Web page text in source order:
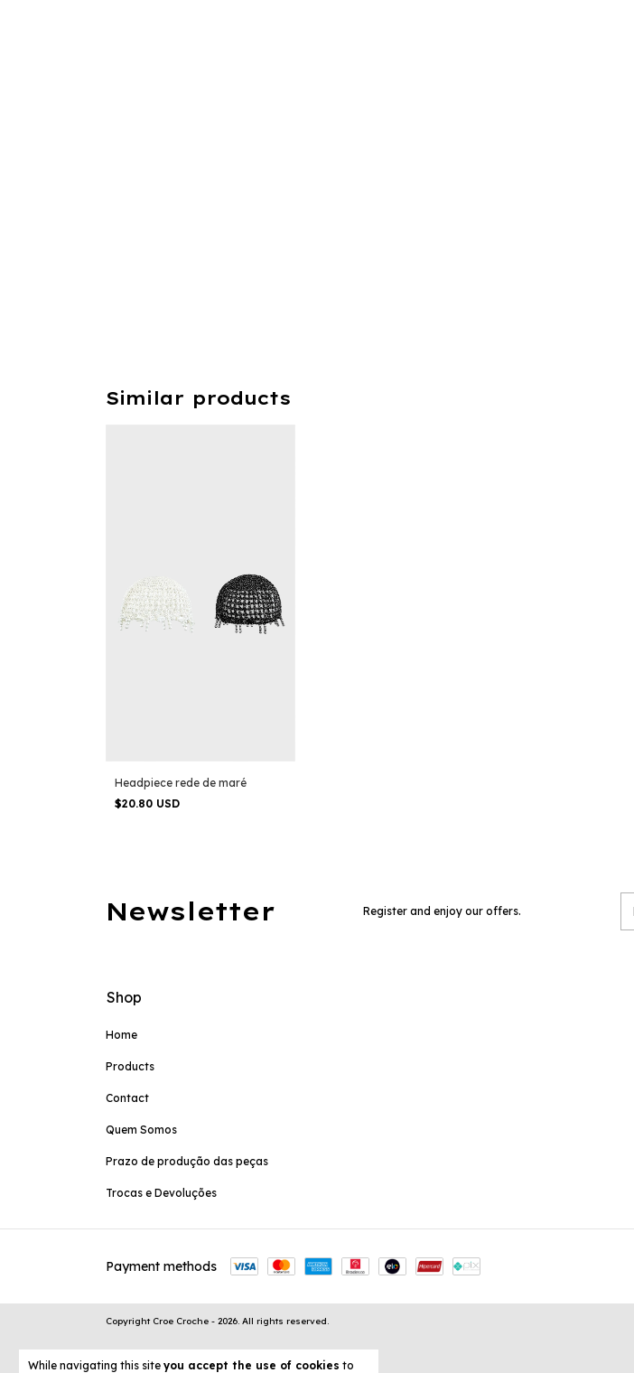
While navigating this site you accept the use of cookies to
Similar products
Headpiece rede de maré
$20.80 USD
Newsletter Register and enjoy our offers.
Shop
Home
Products
Contact
Quem Somos
Prazo de produção das peças
Trocas e Devoluções
Payment methods
Copyright Croe Croche - 2026. All rights reserved.